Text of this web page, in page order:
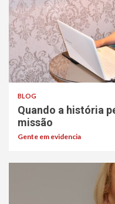
BLOG
Quando a história
missão
Gente em evidencia